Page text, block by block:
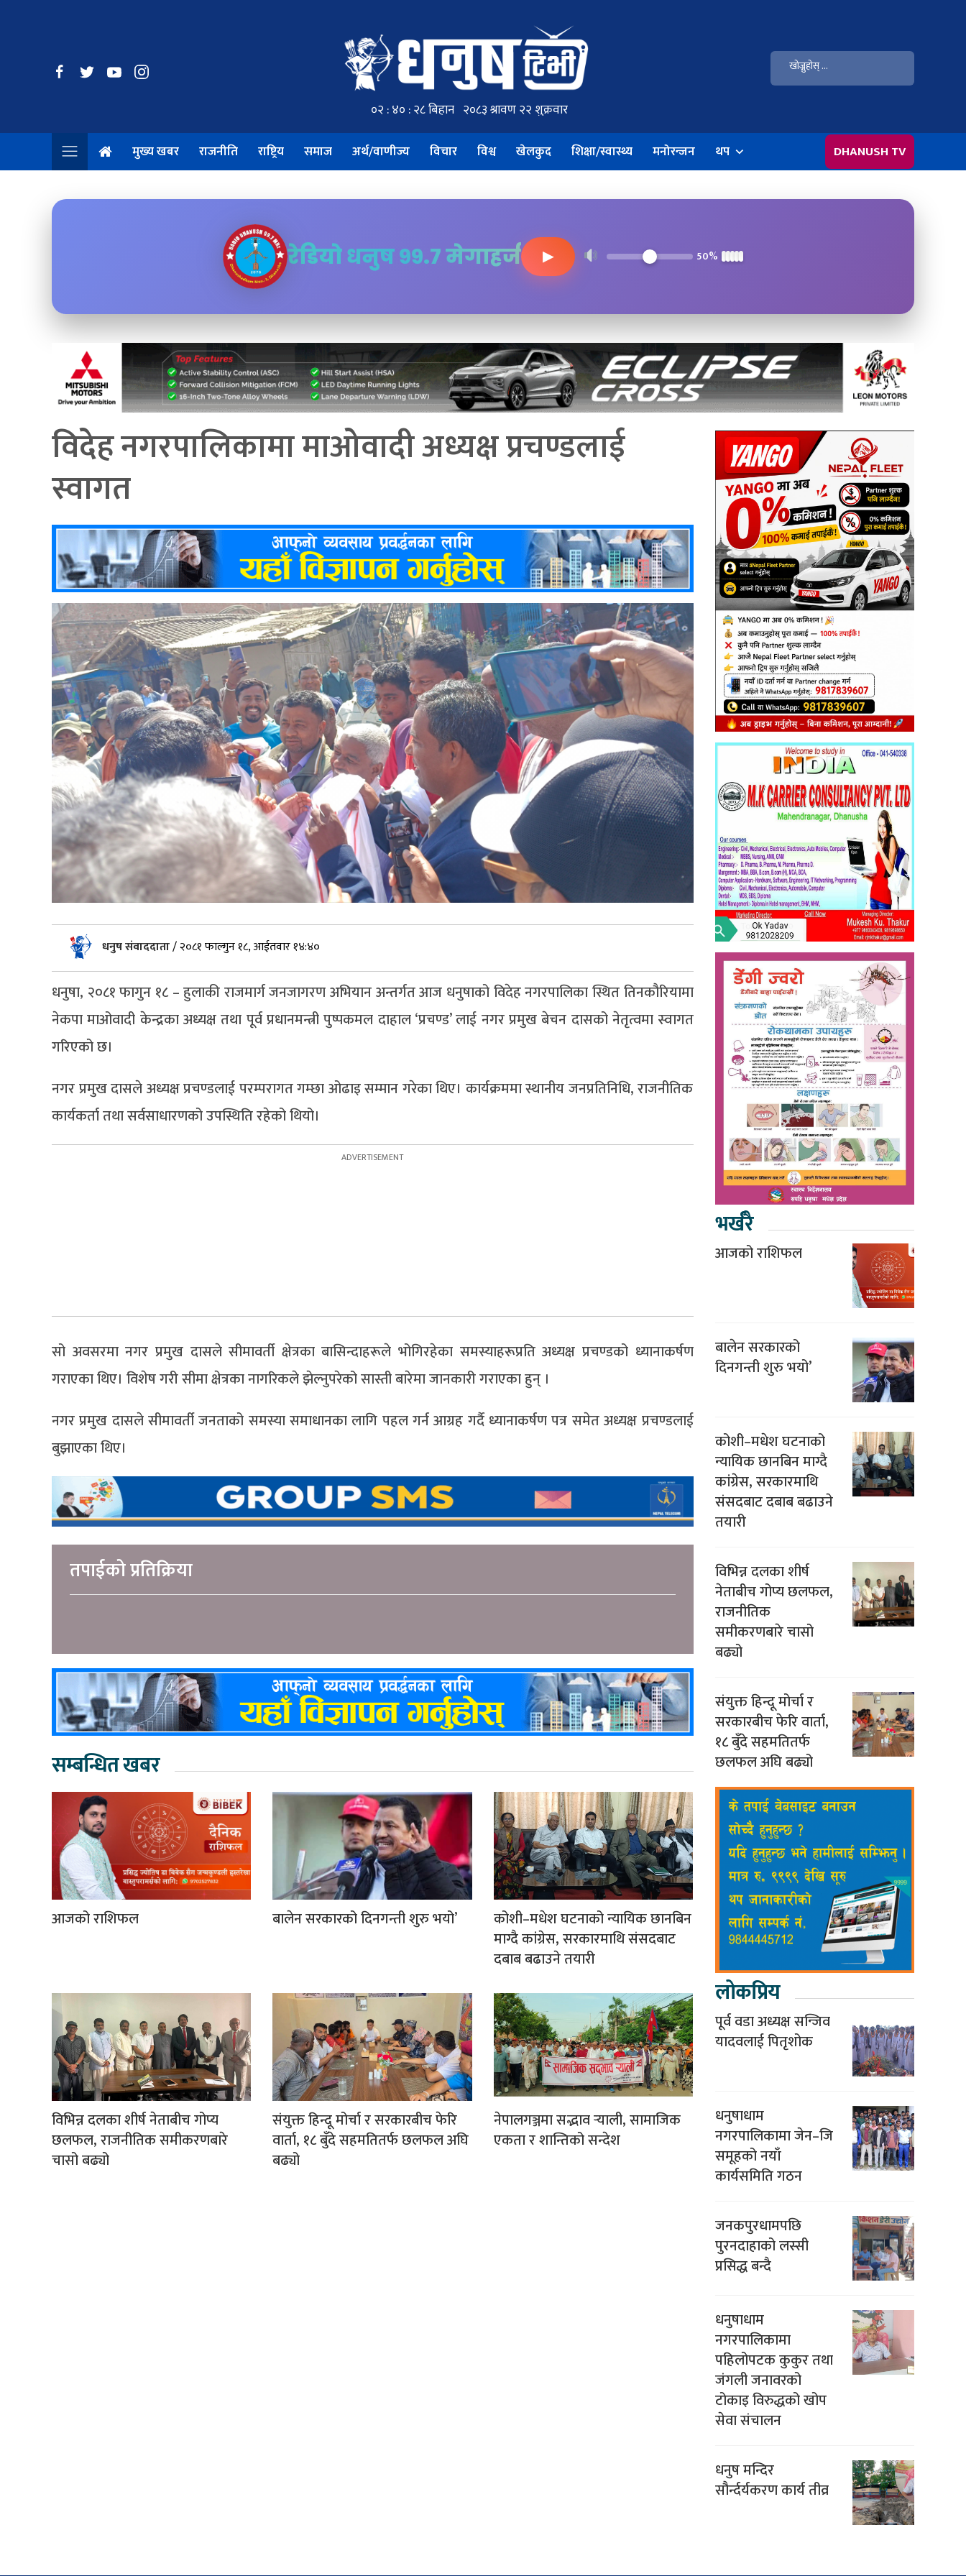
मुख्य खबर राजनीति राष्ट्रिय समाज अर्थ/वाणीज्य विचार विश्व खेलकुद शिक्षा/स्वास्थ्य मनोरन्जन थप DHANUSH TV
रेडियो धनुष ९९.७ मेगाहर्ज ▶ 50%
विदेह नगरपालिकामा माओवादी अध्यक्ष प्रचण्डलाई
स्वागत
धनुष संवाददाता/२०८१ फाल्गुन १८, आईतवार १४:४०
धनुषा, २०८१ फागुन १८ – हुलाकी राजमार्ग जनजागरण अभियान अन्तर्गत आज धनुषाको विदेह नगरपालिका स्थित तिनकौरियामा
नेकपा माओवादी केन्द्रका अध्यक्ष तथा पूर्व प्रधानमन्त्री पुष्पकमल दाहाल ‘प्रचण्ड’ लाई नगर प्रमुख बेचन दासको नेतृत्वमा स्वागत
गरिएको छ।
नगर प्रमुख दासले अध्यक्ष प्रचण्डलाई परम्परागत गम्छा ओढाइ सम्मान गरेका थिए। कार्यक्रममा स्थानीय जनप्रतिनिधि, राजनीतिक
कार्यकर्ता तथा सर्वसाधारणको उपस्थिति रहेको थियो।
सो अवसरमा नगर प्रमुख दासले सीमावर्ती क्षेत्रका बासिन्दाहरूले भोगिरहेका समस्याहरूप्रति अध्यक्ष प्रचण्डको ध्यानाकर्षण
गराएका थिए। विशेष गरी सीमा क्षेत्रका नागरिकले झेल्नुपरेको सास्ती बारेमा जानकारी गराएका हुन् ।
नगर प्रमुख दासले सीमावर्ती जनताको समस्या समाधानका लागि पहल गर्न आग्रह गर्दै ध्यानाकर्षण पत्र समेत अध्यक्ष प्रचण्डलाई
बुझाएका थिए।
तपाईको प्रतिक्रिया
सम्बन्धित खबर
आजको राशिफल बालेन सरकारको दिनगन्ती शुरु भयो’
कोशी–मधेश घटनाको न्यायिक छानबिन
माग्दै कांग्रेस, सरकारमाथि संसदबाट
दबाब बढाउने तयारी
विभिन्न दलका शीर्ष नेताबीच गोप्य
छलफल, राजनीतिक समीकरणबारे
चासो बढ्यो
संयुक्त हिन्दू मोर्चा र सरकारबीच फेरि
वार्ता, १८ बुँदे सहमतितर्फ छलफल अघि
बढ्यो
नेपालगञ्जमा सद्भाव र्‍याली, सामाजिक
एकता र शान्तिको सन्देश
भर्खरै
आजको राशिफल
बालेन सरकारको
दिनगन्ती शुरु भयो’
कोशी–मधेश घटनाको
न्यायिक छानबिन माग्दै
कांग्रेस, सरकारमाथि
संसदबाट दबाब बढाउने
तयारी
विभिन्न दलका शीर्ष
नेताबीच गोप्य छलफल,
राजनीतिक
समीकरणबारे चासो
बढ्यो
संयुक्त हिन्दू मोर्चा र
सरकारबीच फेरि वार्ता,
१८ बुँदे सहमतितर्फ
छलफल अघि बढ्यो
लोकप्रिय
पूर्व वडा अध्यक्ष सन्जिव
यादवलाई पितृशोक
धनुषाधाम
नगरपालिकामा जेन–जि
समूहको नयाँ
कार्यसमिति गठन
जनकपुरधामपछि
पुरनदाहाको लस्सी
प्रसिद्ध बन्दै
धनुषाधाम
नगरपालिकामा
पहिलोपटक कुकुर तथा
जंगली जनावरको
टोकाइ विरुद्धको खोप
सेवा संचालन
धनुष मन्दिर
सौर्न्दर्यकरण कार्य तीव्र